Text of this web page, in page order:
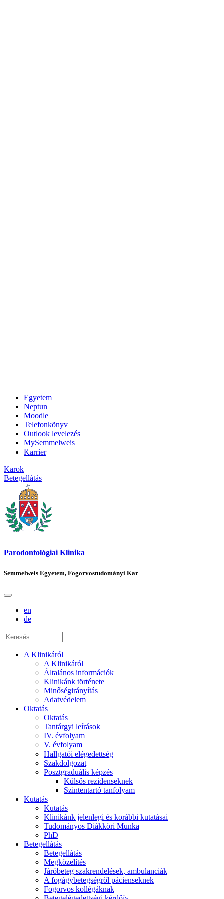
Egyetem
Neptun
Moodle
Telefonkönyv
Outlook levelezés
MySemmelweis
Karrier
Karok
Betegellátás
Parodontológiai Klinika
Semmelweis Egyetem, Fogorvostudományi Kar
en
de
A Klinikáról
A Klinikáról
Általános információk
Klinikánk története
Minőségirányítás
Adatvédelem
Oktatás
Oktatás
Tantárgyi leírások
IV. évfolyam
V. évfolyam
Hallgatói elégedettség
Szakdolgozat
Posztgraduális képzés
Külsős rezidenseknek
Szintentartó tanfolyam
Kutatás
Kutatás
Klinikánk jelenlegi és korábbi kutatásai
Tudományos Diákköri Munka
PhD
Betegellátás
Betegellátás
Megközelítés
Járóbeteg szakrendelések, ambulanciák
A fogágybetegségről pácienseknek
Fogorvos kollégáknak